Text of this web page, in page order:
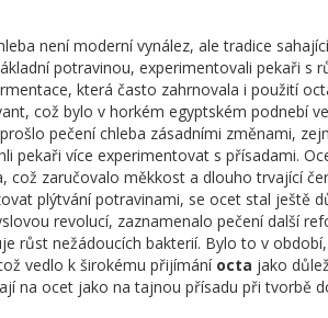
není moderní vynález, ale tradice
potravinou, experimentovali pekaři s
která často zahrnovala i použití
což bylo v horkém egyptském podnebí
pečení chleba zásadními změnami,
pekaři více experimentovat s přísadami.
což zaručovalo měkkost a dlouho trvající
plýtvání potravinami, se ocet stal ještě
revolucí, zaznamenalo pečení další
růst nežádoucích bakterií. Bylo to v
vedlo k širokému přijímání octa jako
na ocet jako na tajnou přísadu při tvorbě